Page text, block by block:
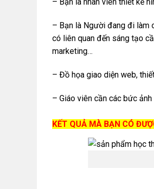
– Bạn là Người đang đi làm
có liên quan đến sáng tạo
marketing…
– Đồ họa giao diện web,
– Giáo viên cần các bức
KẾT QUẢ MÀ BẠN CÓ